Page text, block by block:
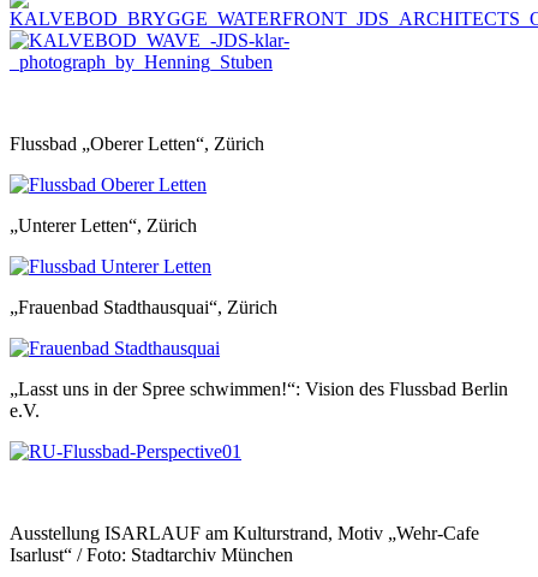
Flussbad „Oberer Letten“, Zürich
„Unterer Letten“, Zürich
„Frauenbad Stadthausquai“, Zürich
„Lasst uns in der Spree schwimmen!“: Vision des Flussbad Berlin
e.V.
Ausstellung ISARLAUF am Kulturstrand, Motiv „Wehr-Cafe
Isarlust“ / Foto: Stadtarchiv München